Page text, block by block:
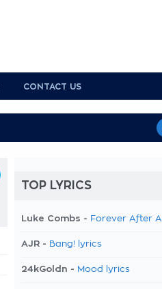
CONTACT US
TOP LYRICS
Luke Combs - Forever After
AJR - Bang! lyrics
24kGoldn - Mood lyrics